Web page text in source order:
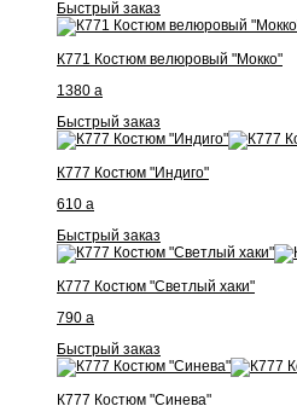
Быстрый заказ
К771 Костюм велюровый "Мокко"
1380 a
Быстрый заказ
К777 Костюм "Индиго"
610 a
Быстрый заказ
К777 Костюм "Светлый хаки"
790 a
Быстрый заказ
К777 Костюм "Синева"